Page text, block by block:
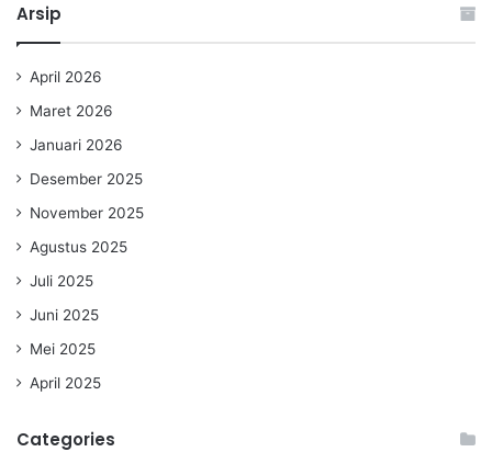
Arsip
April 2026
Maret 2026
Januari 2026
Desember 2025
November 2025
Agustus 2025
Juli 2025
Juni 2025
Mei 2025
April 2025
Categories